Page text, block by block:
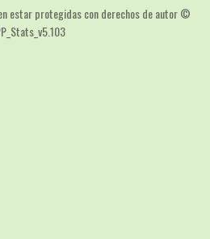
estar protegidas con derechos de autor©